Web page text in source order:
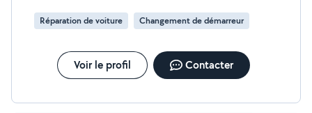
"mère à l'hôpital... Je vous ai oublié !". Manque d'un minimum
de sérieux évident
Réparation de voiture Changement de démarreur
Voir le profil Contacter